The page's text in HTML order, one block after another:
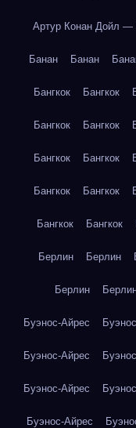
Артур Конан Дойл —
Банан Банан
Бангкок Бангкок
Бангкок Бангкок
Бангкок Бангкок
Бангкок Бангкок
Бангкок Бангкок
Берлин Берлин
Берлин
Буэнос-Айрес
Буэнос-Айрес
Буэнос-Айрес
Буэнос-Айрес